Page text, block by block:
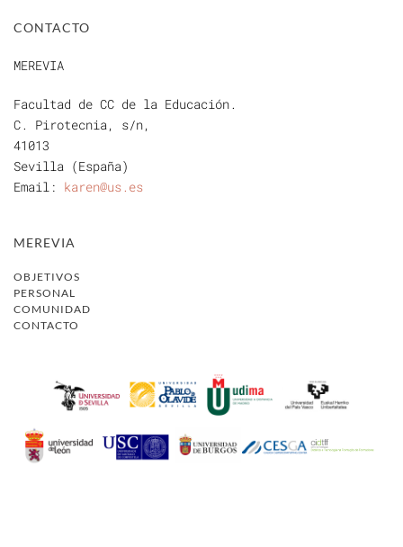
CONTACTO
MEREVIA
Facultad de CC de la Educación.
C. Pirotecnia, s/n,
41013
Sevilla (España)
Email: karen@us.es
MEREVIA
OBJETIVOS
PERSONAL
COMUNIDAD
CONTACTO